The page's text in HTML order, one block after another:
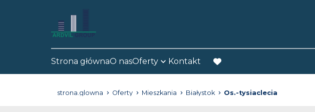
Strona głównaO nasOferty Kontakt
favorite
strona.glowna Oferty Mieszkania Białystok Os.-tysiaclecia